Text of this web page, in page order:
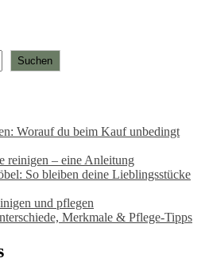
Suchen
Worauf du beim Kauf unbedingt
reinigen – eine Anleitung
So bleiben deine Lieblingsstücke
und pflegen
Merkmale & Pflege-Tipps